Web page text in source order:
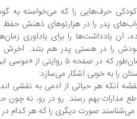
کودکی حرف‌هایی را که می‌خواسته به
پدر را در هزارتوهای ذهنش
آن یادداشت‌ها را برای یادآوری
را در هستی پدر هم بتند. آخرش
همان‌طور که در صفحه ۵
را به خوبی آشکار می‌سازد:
آنکه هر حیاتی از آدمی به نقشی
مدارات بهم رسند. رو در رو، نه چون
صورت دیگری را که هر کدام